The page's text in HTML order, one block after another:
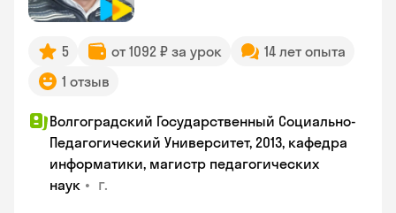
5 от 1092 ₽ за урок
14 лет опыта
1 отзыв
Волгоградский Государственный Социально-
Педагогический Университет, 2013, кафедра
информатики, магистр педагогических
наук • г.